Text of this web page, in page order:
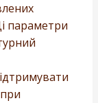
параметри